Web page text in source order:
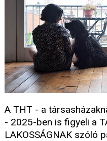
A THT - a
- 2025-ben is figyeli a
LAKOSSÁGNAK szóló